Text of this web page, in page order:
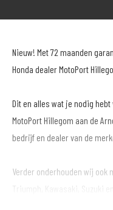
Nieuw! Met 72 maanden
Honda dealer MotoPort
Dit en alles wat je nodig
MotoPort Hillegom aan de
bedrijf en dealer van de
Verder onderhouden wij ook
Triumph, Kawasaki, Suzuki